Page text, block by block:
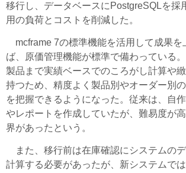
移行し、データベースにPostgreSQLを採
用の負荷とコストを削減した。
mcframe 7の標準機能を活用して成果を
ば、原価管理機能が標準で備わっている。
製品まで実績ベースでのころがし計算や
持つため、精度よく製品別やオーダー別
を把握できるようになった。従来は、自
やレポートを作成していたが、難易度が
界があったという。
また、移行前は在庫確認にシステムの
計算する必要があったが、新システムで